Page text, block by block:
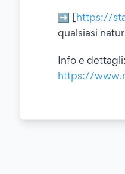
➡ [https://
qualsiasi
Info e dettagli:
https://